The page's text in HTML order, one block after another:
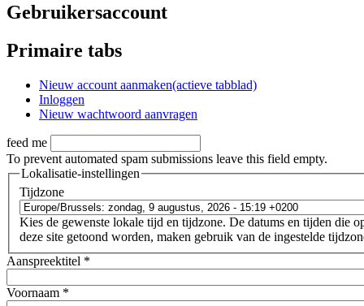
Gebruikersaccount
Primaire tabs
Nieuw account aanmaken(actieve tabblad)
Inloggen
Nieuw wachtwoord aanvragen
feed me
To prevent automated spam submissions leave this field empty.
Lokalisatie-instellingen
Tijdzone
Kies de gewenste lokale tijd en tijdzone. De datums en tijden die
deze site getoond worden, maken gebruik van de ingestelde
Aanspreektitel *
Voornaam *